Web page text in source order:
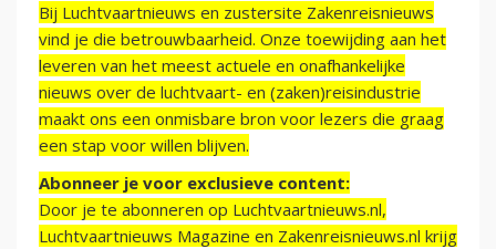
Bij Luchtvaartnieuws en zustersite Zakenreisnieuws
vind je die betrouwbaarheid. Onze toewijding aan het
leveren van het meest actuele en onafhankelijke
nieuws over de luchtvaart- en (zaken)reisindustrie
maakt ons een onmisbare bron voor lezers die graag
een stap voor willen blijven.
Abonneer je voor exclusieve content:
Door je te abonneren op Luchtvaartnieuws.nl,
Luchtvaartnieuws Magazine en Zakenreisnieuws.nl krijg